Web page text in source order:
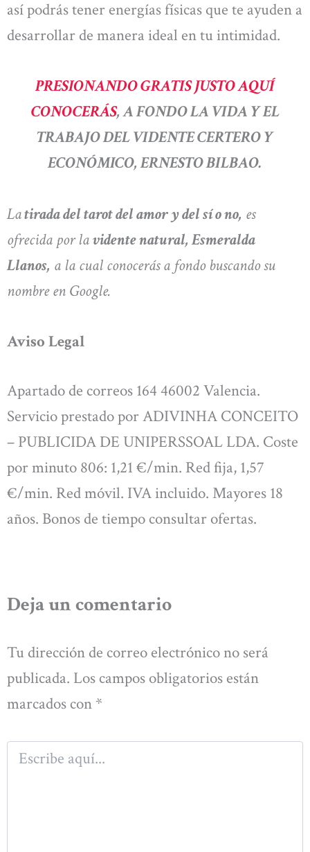
así podrás tener energías físicas que te ayuden a
desarrollar de manera ideal en tu intimidad.
PRESIONANDO GRATIS JUSTO AQUÍ
CONOCERÁS, A FONDO LA VIDA Y EL
TRABAJO DEL VIDENTE CERTERO Y
ECONÓMICO, ERNESTO BILBAO.
Latirada del tarot del amor y del sí o no, es
ofrecida por lavidente natural, Esmeralda
Llanos, a la cual conocerás a fondo buscando su
nombre en Google.
Aviso Legal
Apartado de correos 164 46002 Valencia.
Servicio prestado por ADIVINHA CONCEITO
– PUBLICIDA DE UNIPERSSOAL LDA. Coste
por minuto 806: 1,21 €/min. Red fija, 1,57
€/min. Red móvil. IVA incluido. Mayores 18
años. Bonos de tiempo consultar ofertas.
Deja un comentario
Tu dirección de correo electrónico no será
publicada. Los campos obligatorios están
marcados con *
Escribe
aquí...